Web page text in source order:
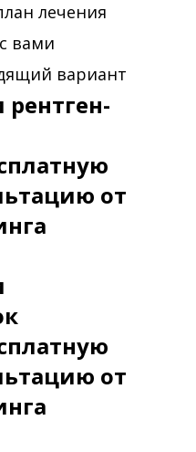
лечения
вами
вариант
от
от